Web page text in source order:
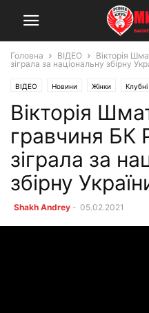
Головна ВІДЕО
Вікторія
зіграла за національну збірну
ВІДЕО Новини Жінки
Вікторія
гравчиня БК
зіграла за
збірну
Shakh Andrey - 05.02.2021